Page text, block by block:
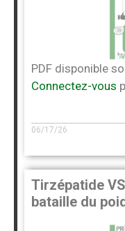
PDF disponible
Connectez-vous
06/17/26
Tirzépatide
bataille du